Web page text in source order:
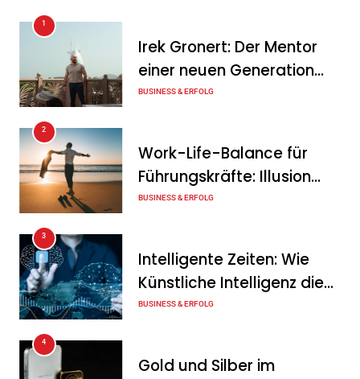
Geschäftsverlauf im
zweiten Quartal
Intersolar-Trend 2026:
Warum Batteriespeicher
zum wichtigsten Baustein
der Energiewende werden
1
Irek Gronert: Der Mentor
einer neuen Generation
von Unternehmern
BUSINESS & ERFOLG
2
Work-Life-Balance für
Führungskräfte: Illusion
oder echte Chance?
BUSINESS & ERFOLG
3
Intelligente Zeiten: Wie
Künstliche Intelligenz die
Geschäftswelt verändert
BUSINESS & ERFOLG
4
Gold und Silber im